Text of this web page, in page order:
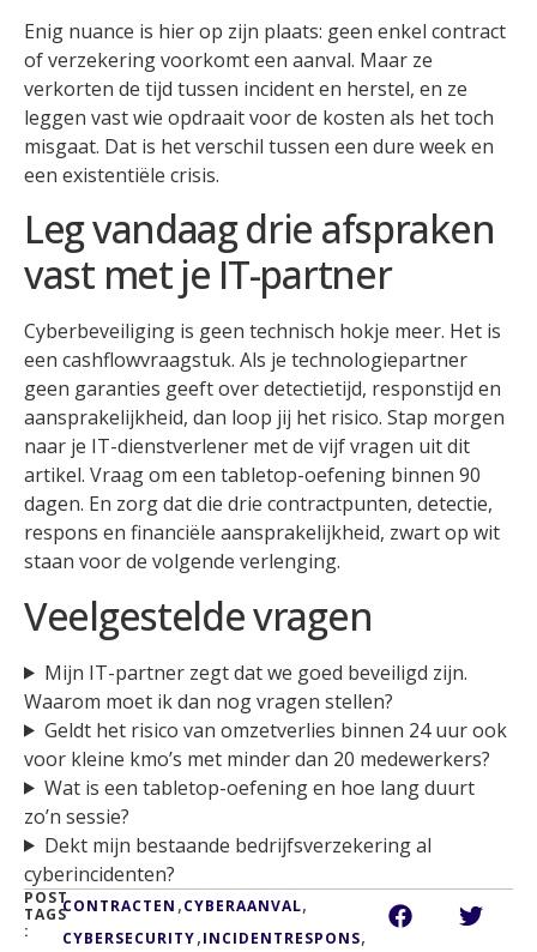
Enig nuance is hier op zijn plaats: geen enkel contract
of verzekering voorkomt een aanval. Maar ze
verkorten de tijd tussen incident en herstel, en ze
leggen vast wie opdraait voor de kosten als het toch
misgaat. Dat is het verschil tussen een dure week en
een existentiële crisis.
Leg vandaag drie afspraken
vast met je IT-partner
Cyberbeveiliging is geen technisch hokje meer. Het is
een cashflowvraagstuk. Als je technologiepartner
geen garanties geeft over detectietijd, responstijd en
aansprakelijkheid, dan loop jij het risico. Stap morgen
naar je IT-dienstverlener met de vijf vragen uit dit
artikel. Vraag om een tabletop-oefening binnen 90
dagen. En zorg dat die drie contractpunten, detectie,
respons en financiële aansprakelijkheid, zwart op wit
staan voor de volgende verlenging.
Veelgestelde vragen
Mijn IT-partner zegt dat we goed beveiligd zijn.
Waarom moet ik dan nog vragen stellen?
Geldt het risico van omzetverlies binnen 24 uur ook
voor kleine kmo’s met minder dan 20 medewerkers?
Wat is een tabletop-oefening en hoe lang duurt
zo’n sessie?
Dekt mijn bestaande bedrijfsverzekering al
cyberincidenten?
POST
TAGS
:
CONTRACTEN ,CYBERAANVAL,
CYBERSECURITY,INCIDENTRESPONS,